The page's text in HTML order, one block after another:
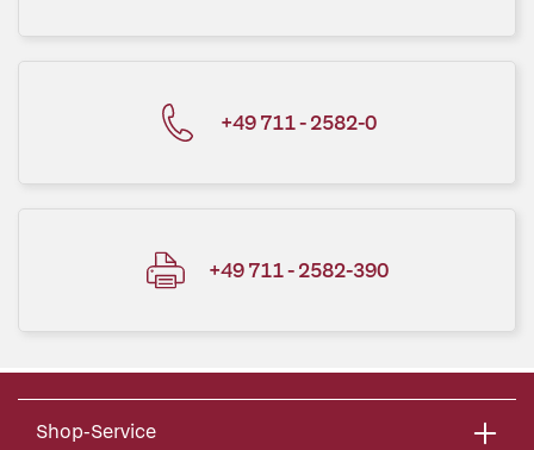
+49 711 - 2582-0
+49 711 - 2582-390
Shop-Service